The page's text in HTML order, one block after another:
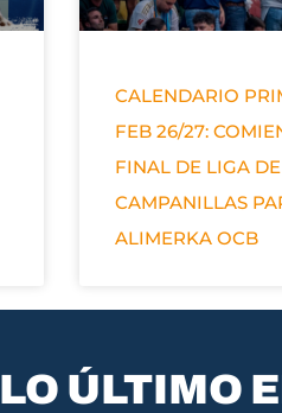
CALENDARIO
FEB 26/27:
FINAL DE LIGA DE
CAMPANILLAS
ALIMERKA OCB
LO ÚLTIMO